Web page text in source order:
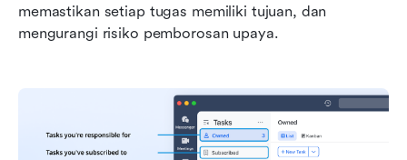
memastikan setiap tugas memiliki tujuan, dan
mengurangi risiko pemborosan upaya.